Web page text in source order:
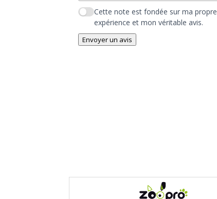
Cette note est fondée sur ma propre
expérience et mon véritable avis.
Envoyer un avis